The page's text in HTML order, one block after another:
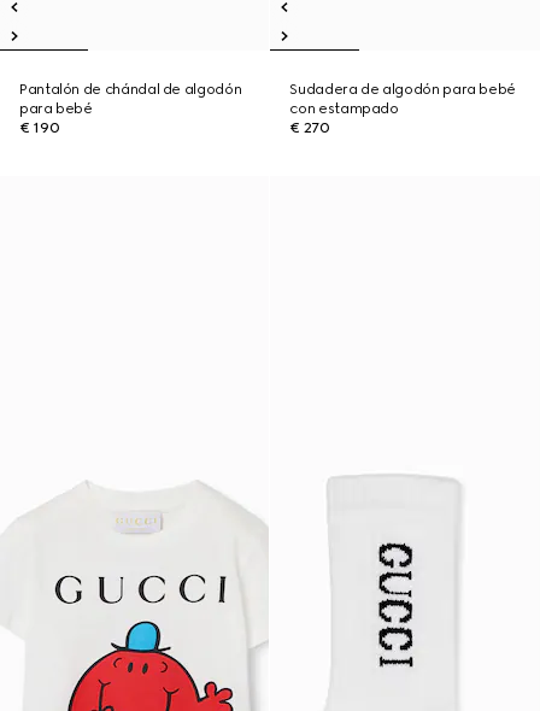
Pantalón de chándal de algodón
para bebé
€ 190
Sudadera de algodón para bebé
con estampado
€ 270